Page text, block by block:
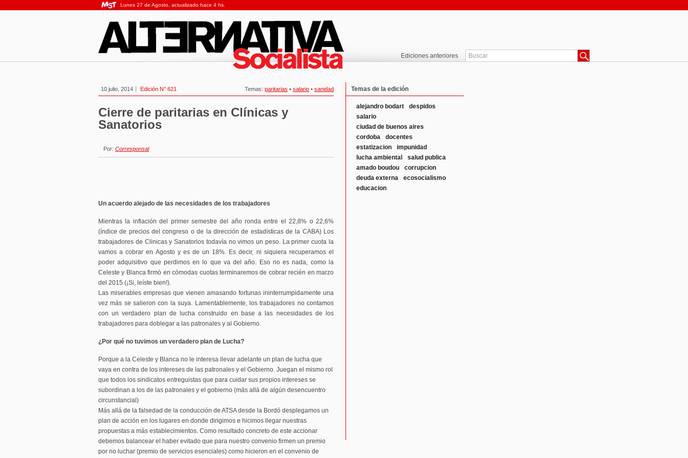
Lunes 27 de Agosto, actualizado hace 4 hs.
Ediciones anteriores
10 julio, 2014 Edición N° 621 Temas: paritarias • salario • sanidad
Cierre de paritarias en Clínicas y
Sanatorios
Por: Corresponsal
Un acuerdo alejado de las necesidades de los trabajadores
Mientras la inflación del primer semestre del año ronda entre el 22,8% o 22,6%
(índice de precios del congreso o de la dirección de estadísticas de la CABA) Los
trabajadores de Clinicas y Sanatorios todavía no vimos un peso. La primer cuota la
vamos a cobrar en Agosto y es de un 18%. Es decir, ni siquiera recuperamos el
poder adquisitivo que perdimos en lo que va del año. Eso no es nada, como la
Celeste y Blanca firmó en cómodas cuotas terminaremos de cobrar recién en marzo
del 2015 (¡Si, leíste bien!).
Las miserables empresas que vienen amasando fortunas ininterrumpidamente una
vez más se salieron con la suya. Lamentablemente, los trabajadores no contamos
con un verdadero plan de lucha construido en base a las necesidades de los
trabajadores para doblegar a las patronales y al Gobierno.
¿Por qué no tuvimos un verdadero plan de Lucha?
Porque a la Celeste y Blanca no le interesa llevar adelante un plan de lucha que
vaya en contra de los intereses de las patronales y el Gobierno. Juegan el mismo rol
que todos los sindicatos entreguistas que para cuidar sus propios intereses se
subordinan a los de las patronales y el gobierno (más allá de algún desencuentro
circunstancial)
Más allá de la falsedad de la conducción de ATSA desde la Bordó desplegamos un
plan de acción en los lugares en donde dirigimos e hicimos llegar nuestras
propuestas a más establecimientos. Como resultado concreto de este accionar
debemos balancear el haber evitado que para nuestro convenio firmen un premio
por no luchar (premio de servicios esenciales) como hicieron en el convenio de
Temas de la edición
alejandro bodart
despidos
salario
ciudad de buenos aires
cordoba
docentes
estatizacion
impunidad
lucha ambiental
salud publica
amado boudou
corrupcion
deuda externa
ecosocialismo
educacion